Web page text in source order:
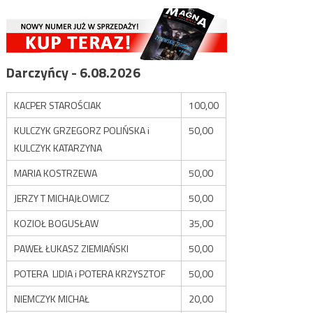
Darczyńcy - 6.08.2026
KACPER STAROŚCIAK
100,00
KULCZYK GRZEGORZ POLIŃSKA i
KULCZYK KATARZYNA
50,00
MARIA KOSTRZEWA
50,00
JERZY T MICHAJŁOWICZ
50,00
KOZIOŁ BOGUSŁAW
35,00
PAWEŁ ŁUKASZ ZIEMIAŃSKI
50,00
POTERA LIDIA i POTERA KRZYSZTOF
50,00
NIEMCZYK MICHAŁ
20,00